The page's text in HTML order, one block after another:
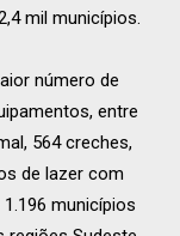
mil municípios.
número de
entre
564 creches,
de lazer com
municípios